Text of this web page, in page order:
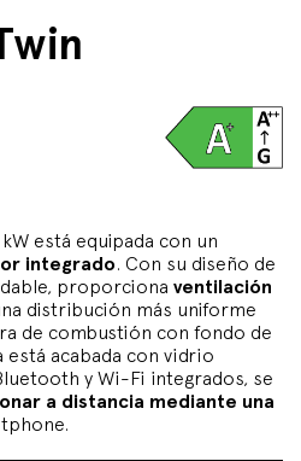
está equipada con un
integrado. Con su diseño de
proporciona ventilación
distribución más uniforme
de combustión con fondo de
acabada con vidrio
y Wi-Fi integrados, se
a distancia mediante una